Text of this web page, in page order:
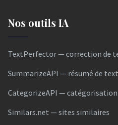
Nos outils IA
TextPerfector — correction de
SummarizeAPI — résumé de
CategorizeAPI —
Similars.net — sites similaires